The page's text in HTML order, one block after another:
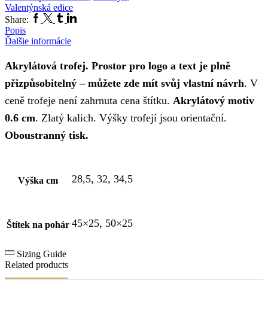
Valentýnská edice
Share: Facebook
Twitter
TumblrLinkedin
Popis
Ďalšie informácie
Akrylátová trofej. Prostor pro logo a text je plně
přizpůsobitelný – můžete zde mít svůj vlastní návrh. V
ceně trofeje není zahrnuta cena štítku. Akrylátový motiv
0.6 cm. Zlatý kalich. Výšky trofejí jsou orientační.
Oboustranný tisk.
Výška cm 28,5, 32, 34,5
Štítek na pohár 45×25, 50×25
Sizing Guide
Related products